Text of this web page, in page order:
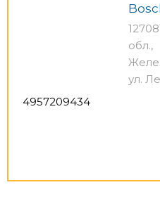
обл.,
ул.
4957209434